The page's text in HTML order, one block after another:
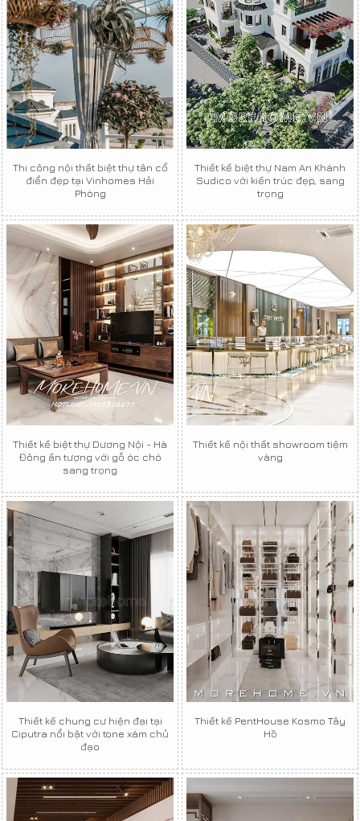
Thi công nội thất biệt thự tân cổ
điển đẹp tại Vinhomes Hải
Phòng
Thiết kế biệt thự Nam An Khánh
Sudico với kiến trúc đẹp, sang
trọng
Thiết kế biệt thự Dương Nội - Hà
Đông ấn tượng với gỗ óc chó
sang trọng
Thiết kế nội thất showroom tiệm
vàng
Thiết kế chung cư hiện đại tại
Ciputra nổi bật với tone xám chủ
đạo
Thiết kế PentHouse Kosmo Tây
Hồ